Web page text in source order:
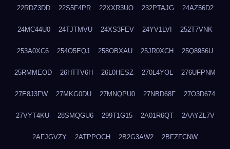
22RDZ3DD 22S5F4PR 22XXR3UO 232PTAJG 24AZ56D2
24MC44U0 24TJTMVU 24XS3FEV 24YV1LVI 252T7VNK
253A0XC6 254O5EQJ 258OBXAU 25JR0XCH 25Q8956U
25RMMEOD 26HTTV6H 26L0HESZ 270L4YOL 276UFPNM
27E8J3FW 27MKG0DU 27MNQPU0 27NBD68F 27O3D674
27VYT4KU 28SMQGU6 299T1G15 2A01R6QT 2AAYZL7V
2AFJGVZY 2ATPPOCH 2B2G3AW2 2BFZFCNW